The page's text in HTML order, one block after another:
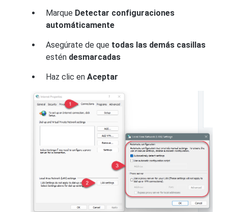
Marque Detectar configuraciones
automáticamente
Asegúrate de que todas las demás casillas
estén desmarcadas
Haz clic en Aceptar